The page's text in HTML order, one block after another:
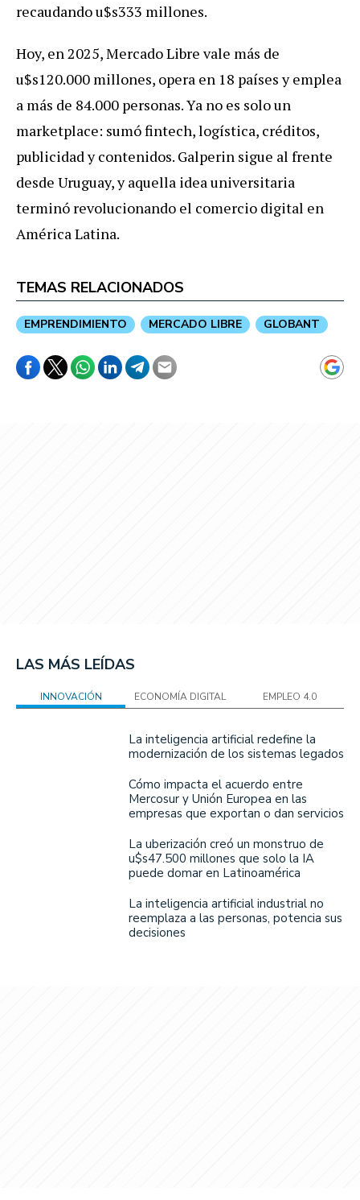
recaudando u$s333 millones.
Hoy, en 2025, Mercado Libre vale más de
u$s120.000 millones, opera en 18 países y emplea
a más de 84.000 personas. Ya no es solo un
marketplace: sumó fintech, logística, créditos,
publicidad y contenidos. Galperin sigue al frente
desde Uruguay, y aquella idea universitaria
terminó revolucionando el comercio digital en
América Latina.
TEMAS RELACIONADOS
EMPRENDIMIENTO MERCADO LIBRE GLOBANT
LAS MÁS LEÍDAS
INNOVACIÓN ECONOMÍA DIGITAL EMPLEO 4.0
La inteligencia artificial redefine la
modernización de los sistemas legados
Cómo impacta el acuerdo entre
Mercosur y Unión Europea en las
empresas que exportan o dan servicios
La uberización creó un monstruo de
u$s47.500 millones que solo la IA
puede domar en Latinoamérica
La inteligencia artificial industrial no
reemplaza a las personas, potencia sus
decisiones